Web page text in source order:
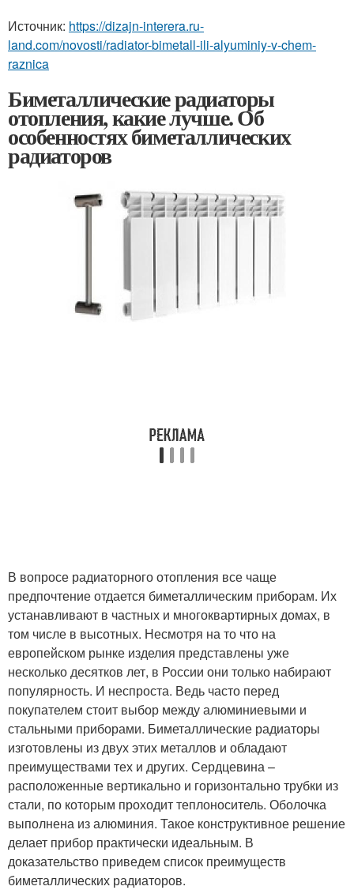
Источник: https://dizajn-interera.ru-
land.com/novosti/radiator-bimetall-ili-alyuminiy-v-chem-
raznica
Биметаллические радиаторы
отопления, какие лучше. Об
особенностях биметаллических
радиаторов
В вопросе радиаторного отопления все чаще
предпочтение отдается биметаллическим приборам. Их
устанавливают в частных и многоквартирных домах, в
том числе в высотных. Несмотря на то что на
европейском рынке изделия представлены уже
несколько десятков лет, в России они только набирают
популярность. И неспроста. Ведь часто перед
покупателем стоит выбор между алюминиевыми и
стальными приборами. Биметаллические радиаторы
изготовлены из двух этих металлов и обладают
преимуществами тех и других. Сердцевина –
расположенные вертикально и горизонтально трубки из
стали, по которым проходит теплоноситель. Оболочка
выполнена из алюминия. Такое конструктивное решение
делает прибор практически идеальным. В
доказательство приведем список преимуществ
биметаллических радиаторов.